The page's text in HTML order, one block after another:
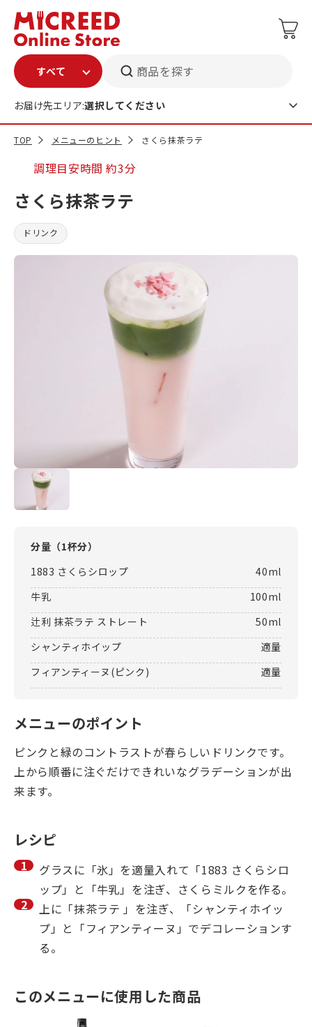
商品を探す
お届け先エリア:選択してください
TOP メニューのヒント さくら抹茶ラテ
調理目安時間約3分
さくら抹茶ラテ
ドリンク
分量（1杯分）
1883 さくらシロップ
40ml
牛乳
100ml
辻利 抹茶ラテ ストレート
50ml
シャンティホイップ
適量
フィアンティーヌ(ピンク)
適量
メニューのポイント
ピンクと緑のコントラストが春らしいドリンクです。
上から順番に注ぐだけできれいなグラデーションが出
来ます。
レシピ
グラスに「氷」を適量入れて「1883 さくらシロ
ップ」と「牛乳」を注ぎ、さくらミルクを作る。
上に「抹茶ラテ 」を注ぎ、「シャンティホイッ
プ」と「フィアンティーヌ」でデコレーションす
る。
このメニューに使用した商品